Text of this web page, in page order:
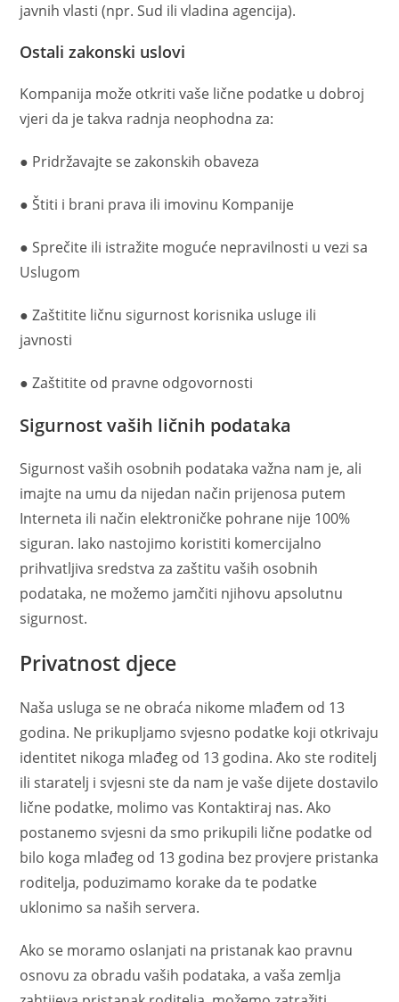
javnih vlasti (npr. Sud ili vladina agencija).
Ostali zakonski uslovi
Kompanija može otkriti vaše lične podatke u dobroj
vjeri da je takva radnja neophodna za:
● Pridržavajte se zakonskih obaveza
● Štiti i brani prava ili imovinu Kompanije
● Sprečite ili istražite moguće nepravilnosti u vezi sa
Uslugom
● Zaštitite ličnu sigurnost korisnika usluge ili
javnosti
● Zaštitite od pravne odgovornosti
Sigurnost vaših ličnih podataka
Sigurnost vaših osobnih podataka važna nam je, ali
imajte na umu da nijedan način prijenosa putem
Interneta ili način elektroničke pohrane nije 100%
siguran. Iako nastojimo koristiti komercijalno
prihvatljiva sredstva za zaštitu vaših osobnih
podataka, ne možemo jamčiti njihovu apsolutnu
sigurnost.
Privatnost djece
Naša usluga se ne obraća nikome mlađem od 13
godina. Ne prikupljamo svjesno podatke koji otkrivaju
identitet nikoga mlađeg od 13 godina. Ako ste roditelj
ili staratelj i svjesni ste da nam je vaše dijete dostavilo
lične podatke, molimo vas Kontaktiraj nas. Ako
postanemo svjesni da smo prikupili lične podatke od
bilo koga mlađeg od 13 godina bez provjere pristanka
roditelja, poduzimamo korake da te podatke
uklonimo sa naših servera.
Ako se moramo oslanjati na pristanak kao pravnu
osnovu za obradu vaših podataka, a vaša zemlja